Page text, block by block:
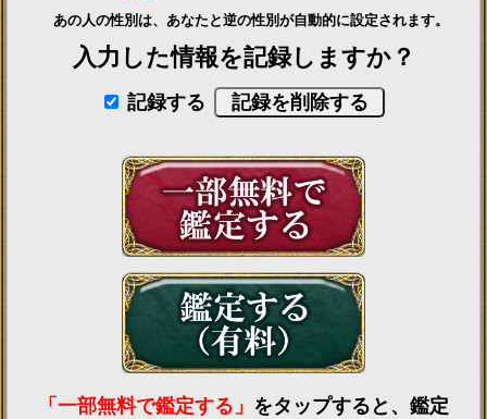
あの人の性別は、あなたと逆の性別が自動的に設定されます。
入力した情報を記録しますか？
記録する
「一部無料で鑑定する」 をタップすると、鑑定